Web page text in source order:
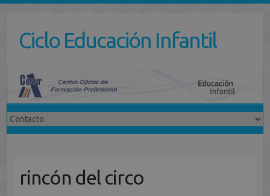
contenidoCiclo Educación Infantil
rincón del circo